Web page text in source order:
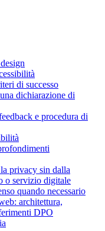
di successo
dichiarazione di
e procedura di
privacy sin dalla
o servizio digitale
quando necessario
architettura,
DPO